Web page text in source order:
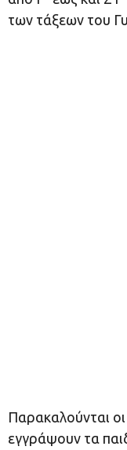
των τάξεων του
Παρακαλούνται
εγγράψουν τα